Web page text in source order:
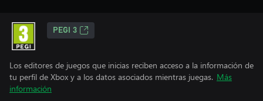
PEGI 3
Los editores de juegos que inicias reciben acceso a la información de
tu perfil de Xbox y a los datos asociados mientras juegas. Más
información